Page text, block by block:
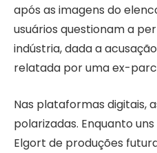
após as imagens do
usuários questionam a
indústria, dada a
relatada por uma ex-
Nas plataformas digitais,
polarizadas. Enquanto
Elgort de produções